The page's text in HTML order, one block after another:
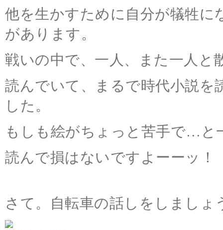
他を生かすために自分が犠牲
があります。
戦いの中で、一人、また一人
読んでいて、まるで時代小説
した。
もしも絵がちょっと苦手で…と
読んで損はないですよーーッ！
さて。自転車の話しをしまし